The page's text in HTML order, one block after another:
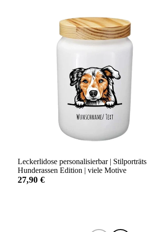
Leckerlidose personalisierbar | Stilporträts
Hunderassen Edition | viele Motive
27,90 €